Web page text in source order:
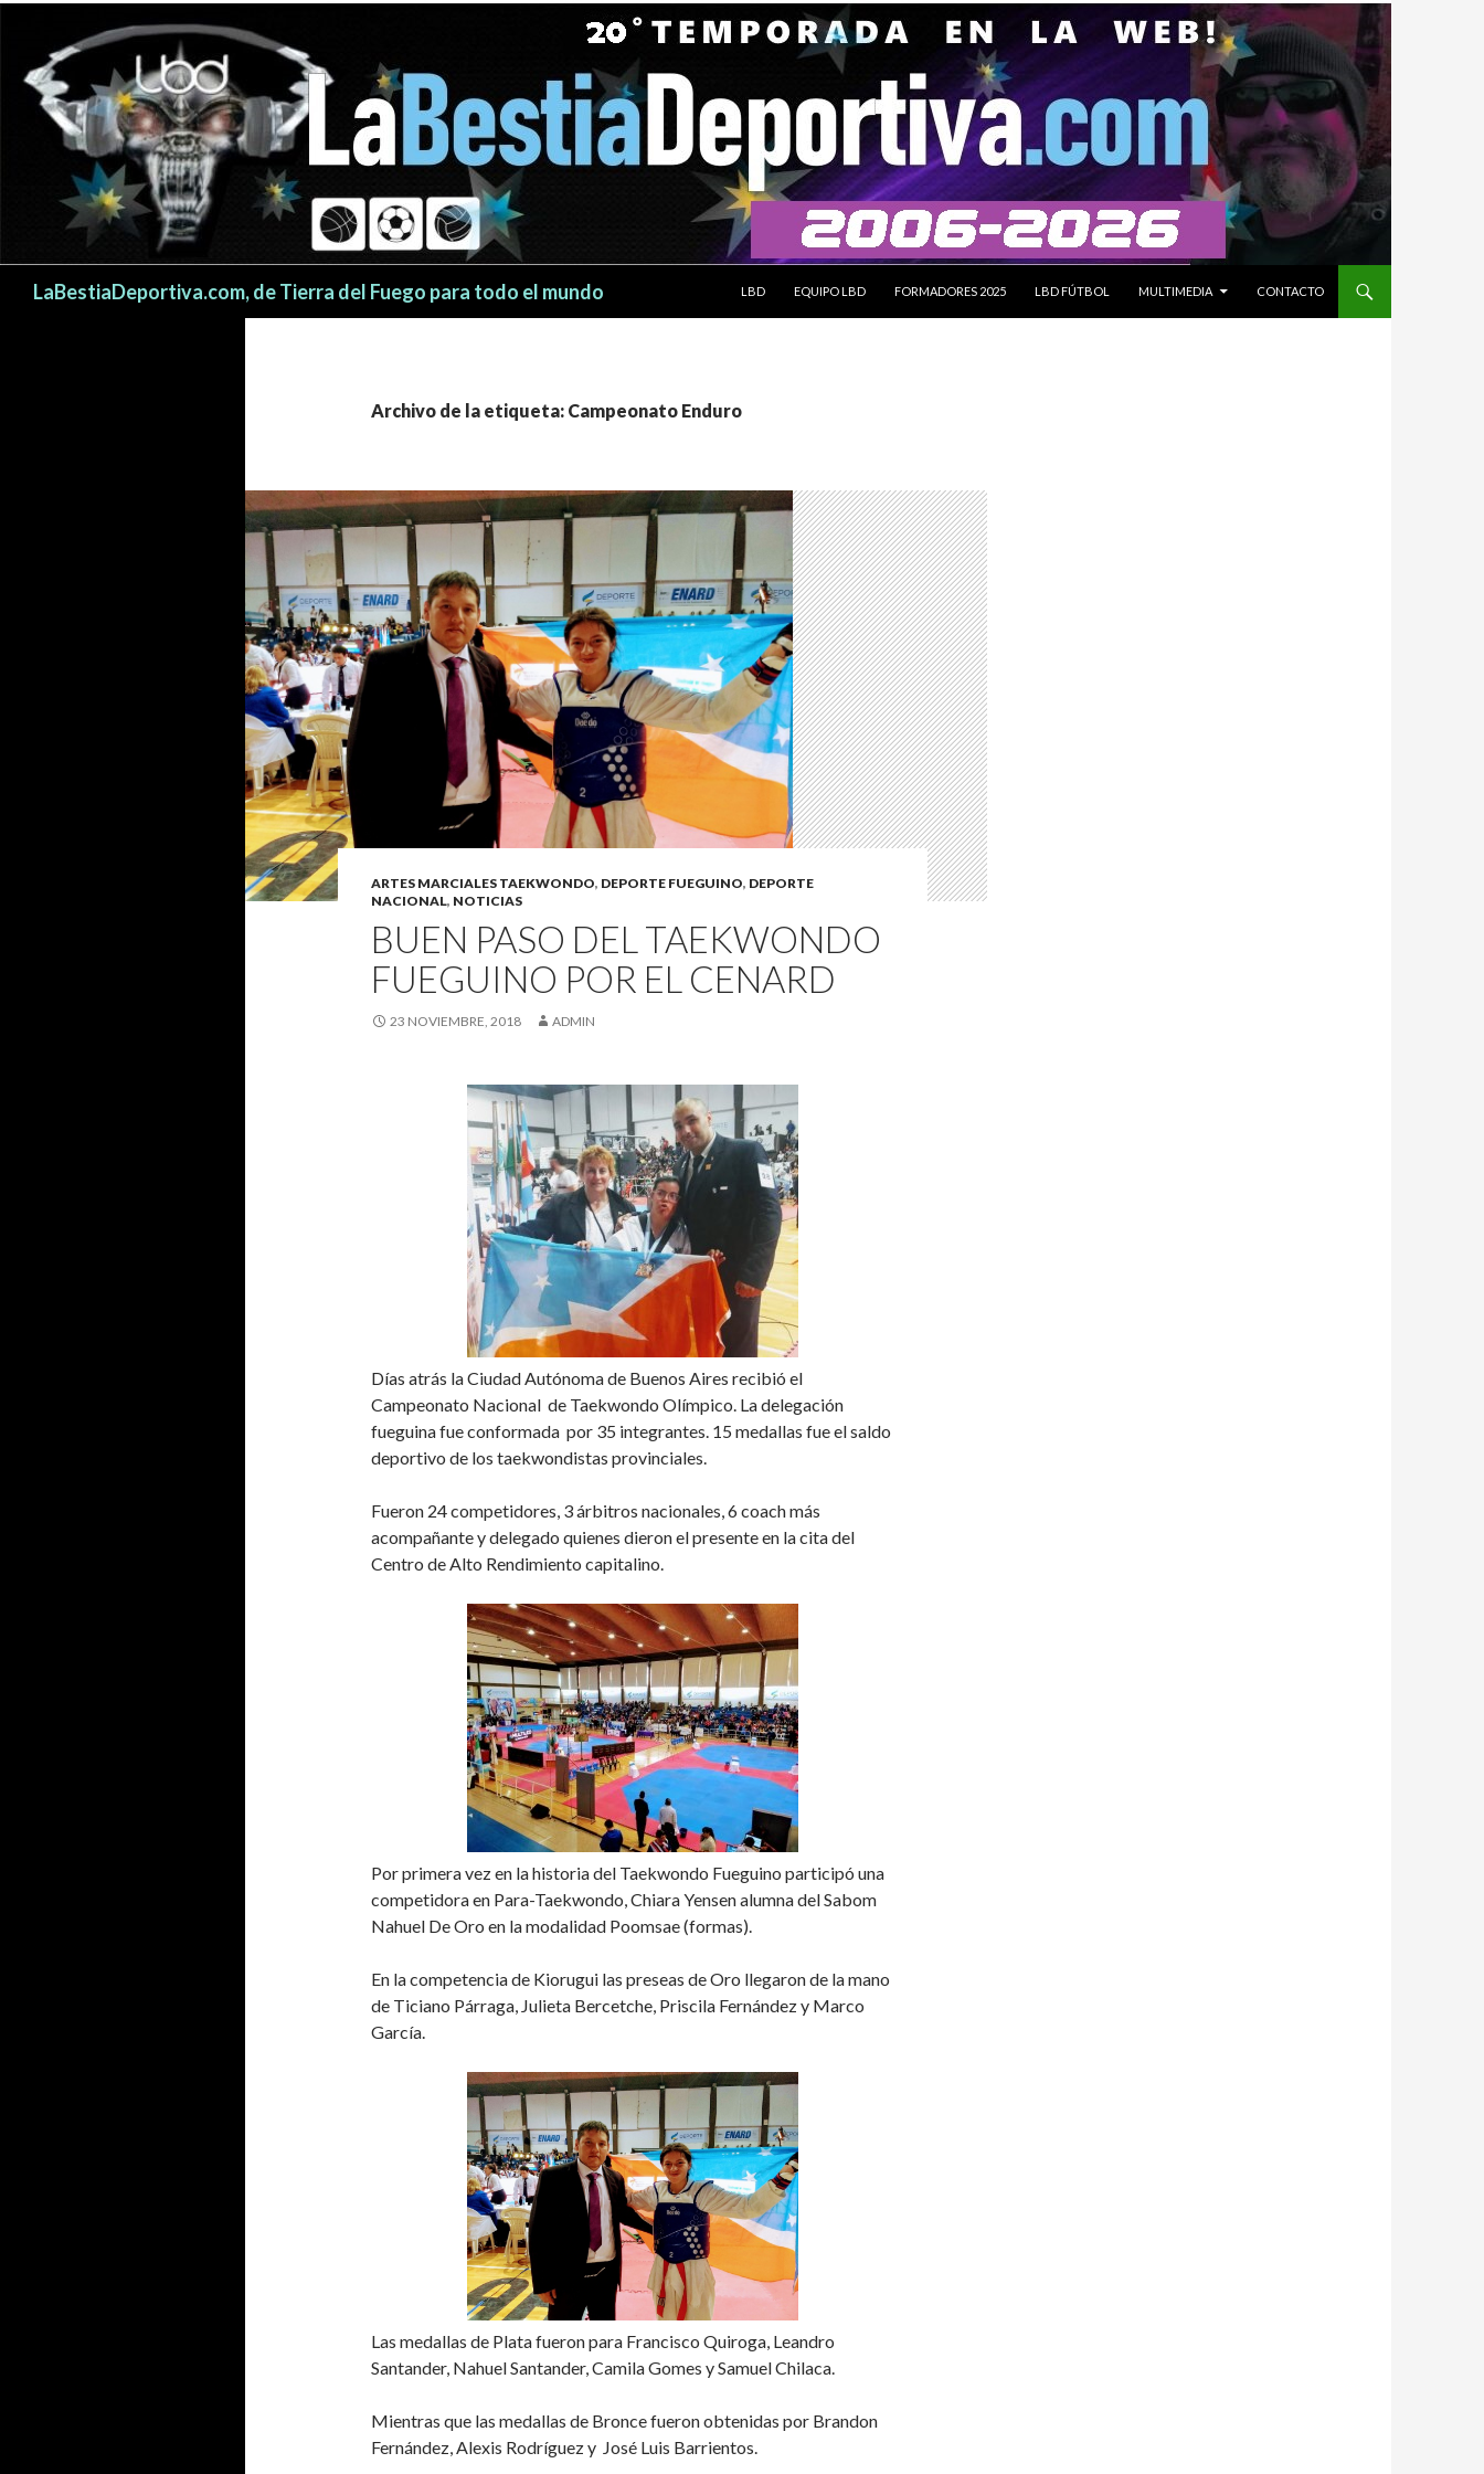
LaBestiaDeportiva.com, de Tierra del Fuego para todo el mundo
LBD
EQUIPO LBD FORMADORES 2025 LBD FÚTBOL MULTIMEDIA CONTACTO
Archivo de la etiqueta: Campeonato Enduro
ARTES MARCIALES TAEKWONDO, DEPORTE FUEGUINO, DEPORTE
NACIONAL, NOTICIAS
BUEN PASO DEL TAEKWONDO
FUEGUINO POR EL CENARD
23 NOVIEMBRE, 2018 ADMIN
Días atrás la Ciudad Autónoma de Buenos Aires recibió el
Campeonato Nacional de Taekwondo Olímpico. La delegación
fueguina fue conformada por 35 integrantes. 15 medallas fue el saldo
deportivo de los taekwondistas provinciales.
Fueron 24 competidores, 3 árbitros nacionales, 6 coach más
acompañante y delegado quienes dieron el presente en la cita del
Centro de Alto Rendimiento capitalino.
Por primera vez en la historia del Taekwondo Fueguino participó una
competidora en Para-Taekwondo, Chiara Yensen alumna del Sabom
Nahuel De Oro en la modalidad Poomsae (formas).
En la competencia de Kiorugui las preseas de Oro llegaron de la mano
de Ticiano Párraga, Julieta Bercetche, Priscila Fernández y Marco
García.
Las medallas de Plata fueron para Francisco Quiroga, Leandro
Santander, Nahuel Santander, Camila Gomes y Samuel Chilaca.
Mientras que las medallas de Bronce fueron obtenidas por Brandon
Fernández, Alexis Rodríguez y José Luis Barrientos.